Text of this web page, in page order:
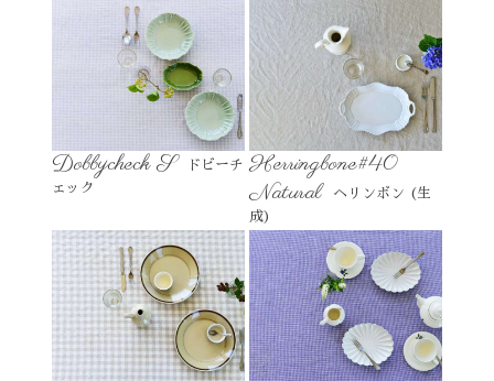
Dobbycheck S
ドビーチ
ェック
Herringbone#40
Natural
ヘリンボン (生
成)